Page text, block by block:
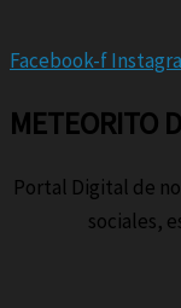
Facebook-f
METEORITO
Portal Digital de
sociales,